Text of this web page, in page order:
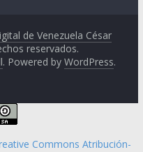
de Venezuela César
reservados.
. Powered byWordPress.
Commons Atribución-